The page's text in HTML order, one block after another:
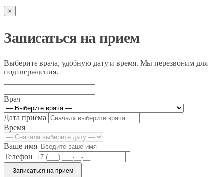
×
Записаться на прием
Выберите врача, удобную дату и время. Мы перезвоним для
подтверждения.
Врач
Дата приёма
Время
Ваше имя
Телефон
Записаться на прием